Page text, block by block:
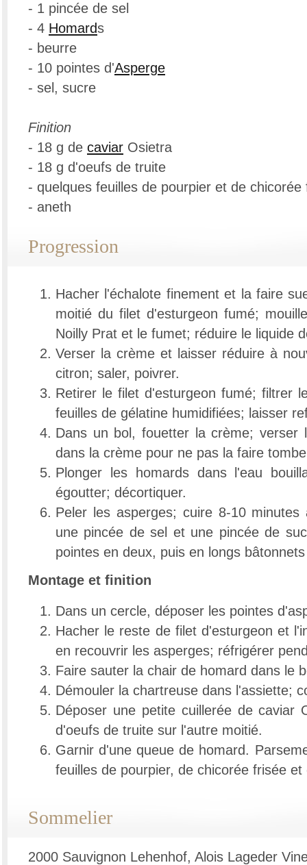
- 1 pincée de sel
- 4 Homards
- beurre
- 10 pointes d'Asperge
- sel, sucre
Finition
- 18 g de caviar Osietra
- 18 g d'oeufs de truite
- quelques feuilles de pourpier et de chicorée
- aneth
Progression
Hacher l'échalote finement et la faire
moitié du filet d'esturgeon fumé;
Noilly Prat et le fumet; réduire le liquide
Verser la crème et laisser réduire à
citron; saler, poivrer.
Retirer le filet d'esturgeon fumé; filtrer
feuilles de gélatine humidifiées; laisser
Dans un bol, fouetter la crème; verser
dans la crème pour ne pas la faire
Plonger les homards dans l'eau
égoutter; décortiquer.
Peler les asperges; cuire 8-10 minutes
une pincée de sel et une pincée de
pointes en deux, puis en longs
Montage et finition
Dans un cercle, déposer les pointes
Hacher le reste de filet d'esturgeon et
en recouvrir les asperges; réfrigérer
Faire sauter la chair de homard dans le
Démouler la chartreuse dans l'assiette;
Déposer une petite cuillerée de caviar
d'oeufs de truite sur l'autre moitié.
Garnir d'une queue de homard.
feuilles de pourpier, de chicorée frisée
Sommelier
2000 Sauvignon Lehenhof, Alois Lageder